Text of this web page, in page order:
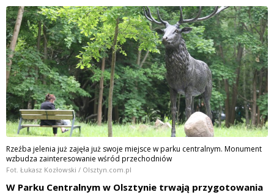
Rzeźba jelenia już zajęła już swoje miejsce w parku centralnym. Monument
wzbudza zainteresowanie wśród przechodniów
Fot. Łukasz Kozłowski / Olsztyn.com.pl
W Parku Centralnym w Olsztynie trwają przygotowania